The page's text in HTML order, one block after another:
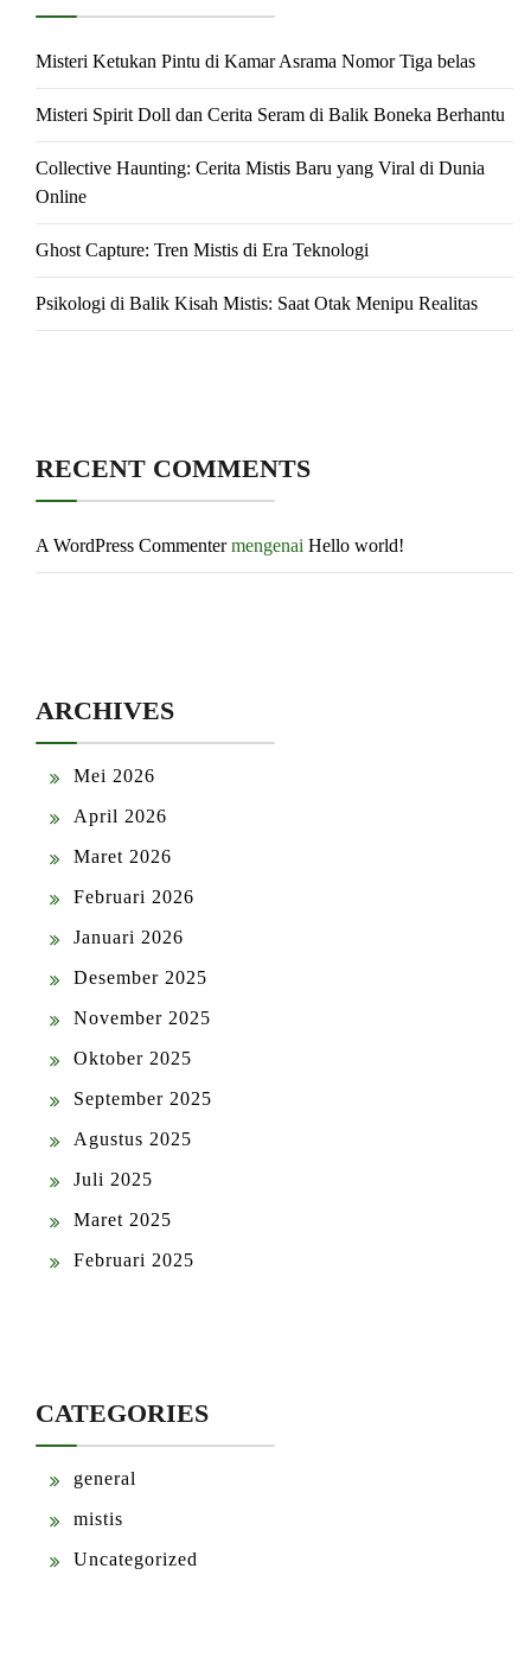
Misteri Ketukan Pintu di Kamar Asrama Nomor Tiga belas
Misteri Spirit Doll dan Cerita Seram di Balik Boneka Berhantu
Collective Haunting: Cerita Mistis Baru yang Viral di Dunia
Online
Ghost Capture: Tren Mistis di Era Teknologi
Psikologi di Balik Kisah Mistis: Saat Otak Menipu Realitas
RECENT COMMENTS
A WordPress Commentermengenai Hello world!
ARCHIVES
Mei 2026
April 2026
Maret 2026
Februari 2026
Januari 2026
Desember 2025
November 2025
Oktober 2025
September 2025
Agustus 2025
Juli 2025
Maret 2025
Februari 2025
CATEGORIES
general
mistis
Uncategorized